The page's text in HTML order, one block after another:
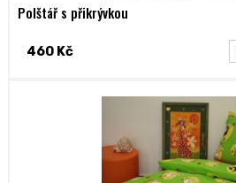
Polštář s přikrývkou
460 Kč